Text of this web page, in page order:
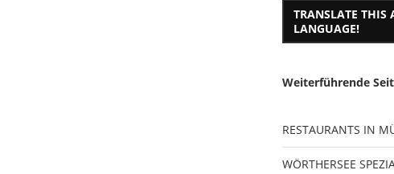
TRANSLATE THIS
LANGUAGE!
Weiterführende
RESTAURANTS IN
WÖRTHERSEE